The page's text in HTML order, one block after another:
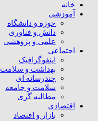
خانه
آموزشی
حوزه و دانشگاه
دانش و فناوری
علمی و پژوهشی
اجتماعی
اینفوگرافیک
بهداشت و سلامت
چندرسانه ای
سلامت و جامعه
مطالبه گری
اقتصادی
بازار و اقتصاد